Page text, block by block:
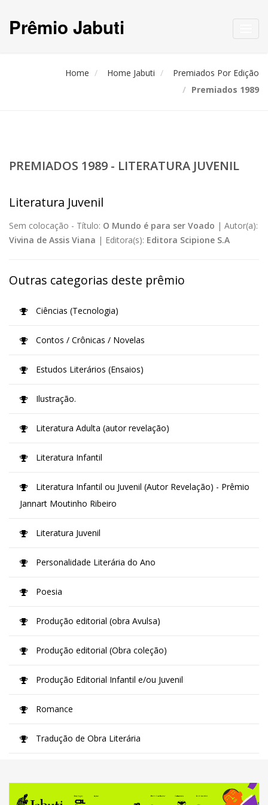
Prêmio Jabuti
Home Home Jabuti
Premiados Por Edição
Premiados 1989
PREMIADOS 1989 - LITERATURA JUVENIL
Literatura Juvenil
Sem colocação - Título: O Mundo é para ser Voado | Autor(a):
Vivina de Assis Viana | Editora(s): Editora Scipione S.A
Outras categorias deste prêmio
Ciências (Tecnologia)
Contos / Crônicas / Novelas
Estudos Literários (Ensaios)
Ilustração.
Literatura Adulta (autor revelação)
Literatura Infantil
Literatura Infantil ou Juvenil (Autor Revelação) - Prêmio
Jannart Moutinho Ribeiro
Literatura Juvenil
Personalidade Literária do Ano
Poesia
Produção editorial (obra Avulsa)
Produção editorial (Obra coleção)
Produção Editorial Infantil e/ou Juvenil
Romance
Tradução de Obra Literária